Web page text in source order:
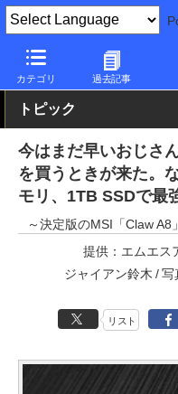
カテゴリ 過去記事
PC Watch パソコン/タブ
トピック
今はまだ早いおじさ
を買うときが来た。
モリ、1TB SSDで最
～決定版のMSI「Claw A8
提供： エムエス
ジャイアン鈴木
写
リスト